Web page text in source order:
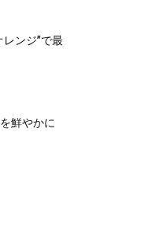
ンジ”で最
鮮やかに